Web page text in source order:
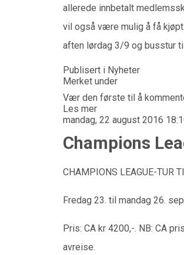
allerede innbetalt
vil også være mulig å få
aften lørdag 3/9 og busstur
Publisert i Nyheter
Merket under
Vær den første til å
Les mer
mandag, 22 august 2016
Champions
CHAMPIONS LEAGUE-TUR
Fredag 23. til mandag 26.
Pris: CA kr 4200,-. NB: CA
avreise.